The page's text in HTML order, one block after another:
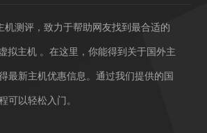
机测评，致力于帮助网友找到最合适的
拟主机 。在这里，你能得到关于国外主
最新主机优惠信息。通过我们提供的国
可以轻松入门。